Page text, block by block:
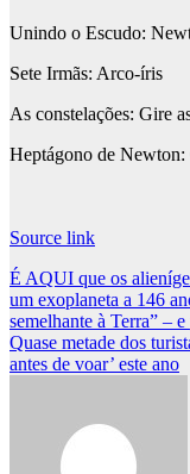
Unindo o Escudo:
Sete Irmãs: Arco-íris
As constelações: Gire
Heptágono de Newton:
Source link
Post
navigation
É AQUI que os
um exoplaneta a 146
semelhante à Terra” –
Quase metade dos
antes de voar’ este ano